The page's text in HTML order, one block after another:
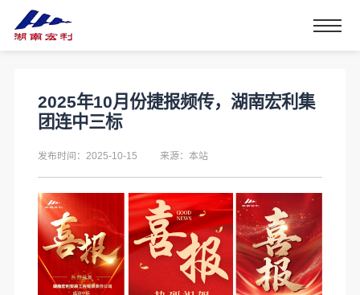
2025年10月份捷报频传，湖南宏利集
团连中三标
发布时间：2025-10-15 来源：本站